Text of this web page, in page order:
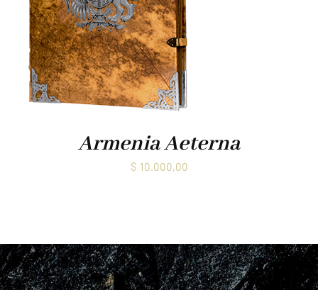
Armenia Aeterna
$ 10.000,00